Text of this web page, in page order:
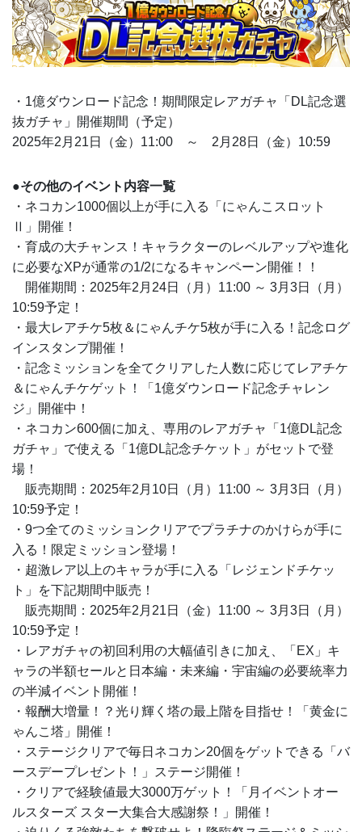
・1億ダウンロード記念！期間限定レアガチャ「DL記念選
抜ガチャ」開催期間（予定）
2025年2月21日（金）11:00 ～ 2月28日（金）10:59
●その他のイベント内容一覧
・ネコカン1000個以上が手に入る「にゃんこスロット
Ⅱ」開催！
・育成の大チャンス！キャラクターのレベルアップや進化
に必要なXPが通常の1/2になるキャンペーン開催！！
開催期間：2025年2月24日（月）11:00 ～ 3月3日（月）
10:59予定！
・最大レアチケ5枚＆にゃんチケ5枚が手に入る！記念ログ
インスタンプ開催！
・記念ミッションを全てクリアした人数に応じてレアチケ
＆にゃんチケゲット！「1億ダウンロード記念チャレン
ジ」開催中！
・ネコカン600個に加え、専用のレアガチャ「1億DL記念
ガチャ」で使える「1億DL記念チケット」がセットで登
場！
販売期間：2025年2月10日（月）11:00 ～ 3月3日（月）
10:59予定！
・9つ全てのミッションクリアでプラチナのかけらが手に
入る！限定ミッション登場！
・超激レア以上のキャラが手に入る「レジェンドチケッ
ト」を下記期間中販売！
販売期間：2025年2月21日（金）11:00 ～ 3月3日（月）
10:59予定！
・レアガチャの初回利用の大幅値引きに加え、「EX」キ
ャラの半額セールと日本編・未来編・宇宙編の必要統率力
の半減イベント開催！
・報酬大増量！？光り輝く塔の最上階を目指せ！「黄金に
ゃんこ塔」開催！
・ステージクリアで毎日ネコカン20個をゲットできる「バ
ースデープレゼント！」ステージ開催！
・クリアで経験値最大3000万ゲット！「月イベントオー
ルスターズ スター大集合大感謝祭！」開催！